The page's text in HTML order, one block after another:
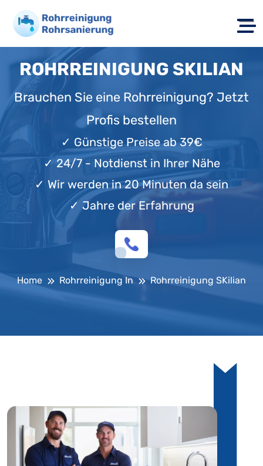
ROHRREINIGUNG SKILIAN
Brauchen Sie eine Rohrreinigung? Jetzt
Profis bestellen
✓ Günstige Preise ab 39€
✓ 24/7 - Notdienst in Ihrer Nähe
✓ Wir werden in 20 Minuten da sein
✓ Jahre der Erfahrung
Home Rohrreinigung In Rohrreinigung SKilian